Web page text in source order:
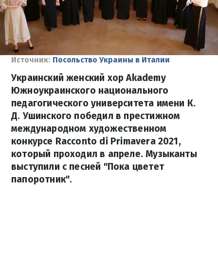
Источник: Посольство Украины в Италии
Украинский женский хор Akademy
Южноукраинского национального
педагогического университета имени К.
Д. Ушинского победил в престижном
международном художественном
конкурсе Racconto di Primavera 2021,
который проходил в апреле. Музыканты
выступили с песней "Пока цветет
папоротник".